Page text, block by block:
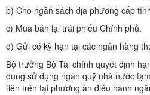
b) Cho ngân sách địa phương cấp
c) Mua bán lại trái phiếu Chính phủ.
d) Gửi có kỳ hạn tại các ngân hàng
Bộ trưởng Bộ Tài chính quyết định
dung sử dụng ngân quỹ nhà nước
tiên trên tại phương án điều hành